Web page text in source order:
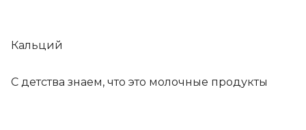
Кальций
С детства знаем, что это молочные продукты